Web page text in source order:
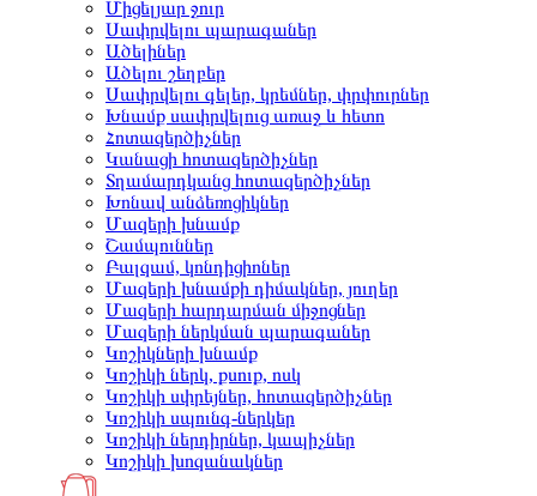
Միցելյար ջուր
Սափրվելու պարագաներ
Ածելիներ
Ածելու շեղբեր
Սափրվելու գելեր, կրեմներ, փրփուրներ
Խնամք սափրվելուց առաջ և հետո
Հոտազերծիչներ
Կանացի հոտազերծիչներ
Տղամարդկանց հոտազերծիչներ
Խոնավ անձեռոցիկներ
Մազերի խնամք
Շամպուններ
Բալզամ, կոնդիցիոներ
Մազերի խնամքի դիմակներ, յուղեր
Մազերի հարդարման միջոցներ
Մազերի ներկման պարագաներ
Կոշիկների խնամք
Կոշիկի ներկ, քսուք, ոսկ
Կոշիկի սփրեյներ, հոտազերծիչներ
Կոշիկի սպունգ-ներկեր
Կոշիկի ներդիրներ, կապիչներ
Կոշիկի խոզանակներ